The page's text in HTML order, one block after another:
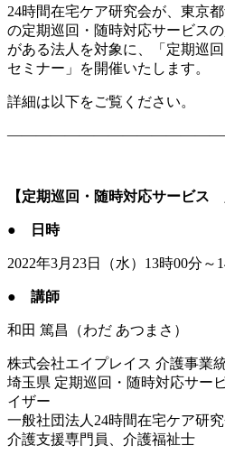
24時間在宅ケア研究会が、東京
の定期巡回・随時対応サービス
がある法人を対象に、「定期巡
セミナー」を開催いたします。
詳細は以下をご覧ください。
【定期巡回・随時対応サービス
● 日時
2022年3月23日（水）13時00分～
● 講師
和田 篤昌（わだ あつまさ）
株式会社エイプレイス 介護事業
埼玉県 定期巡回・随時対応サー
イザー
一般社団法人 24時間在宅ケア研
介護支援専門員、介護福祉士